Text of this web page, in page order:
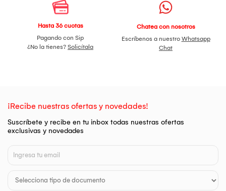
Hasta 36 cuotas
Pagando con Sip
¿No la tienes? Solicítala
Chatea con nosotros
Escríbenos a nuestro Whatsapp
Chat
¡Recibe nuestras ofertas y novedades!
Suscríbete y recibe en tu inbox todas nuestras ofertas
exclusivas y novedades